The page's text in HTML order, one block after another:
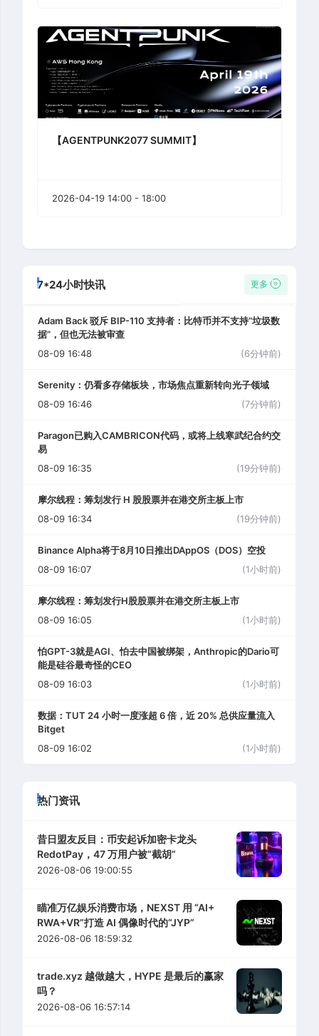
【AGENTPUNK2077 SUMMIT】
2026-04-19 14:00 - 18:00
7*24小时快讯 更多
Adam Back 驳斥 BIP-110 支持者：比特币并不支持“垃圾数
据”，但也无法被审查
08-09 16:48
(6分钟前)
Serenity：仍看多存储板块，市场焦点重新转向光子领域
08-09 16:46
(7分钟前)
Paragon已购入CAMBRICON代码，或将上线寒武纪合约交
易
08-09 16:35
(19分钟前)
摩尔线程：筹划发行 H 股股票并在港交所主板上市
08-09 16:34
(19分钟前)
Binance Alpha将于8月10日推出DAppOS（DOS）空投
08-09 16:07
(1小时前)
摩尔线程：筹划发行H股股票并在港交所主板上市
08-09 16:05
(1小时前)
怕GPT-3就是AGI、怕去中国被绑架，Anthropic的Dario可
能是硅谷最奇怪的CEO
08-09 16:03
(1小时前)
数据：TUT 24 小时一度涨超 6 倍，近 20% 总供应量流入
Bitget
08-09 16:02
(1小时前)
热门资讯
昔日盟友反目：币安起诉加密卡龙头
RedotPay，47 万用户被“截胡”
2026-08-06 19:00:55
瞄准万亿娱乐消费市场，NEXST 用 “AI+
RWA+VR”打造 AI 偶像时代的“JYP”
2026-08-06 18:59:32
trade.xyz 越做越大，HYPE 是最后的赢家
吗？
2026-08-06 16:57:14